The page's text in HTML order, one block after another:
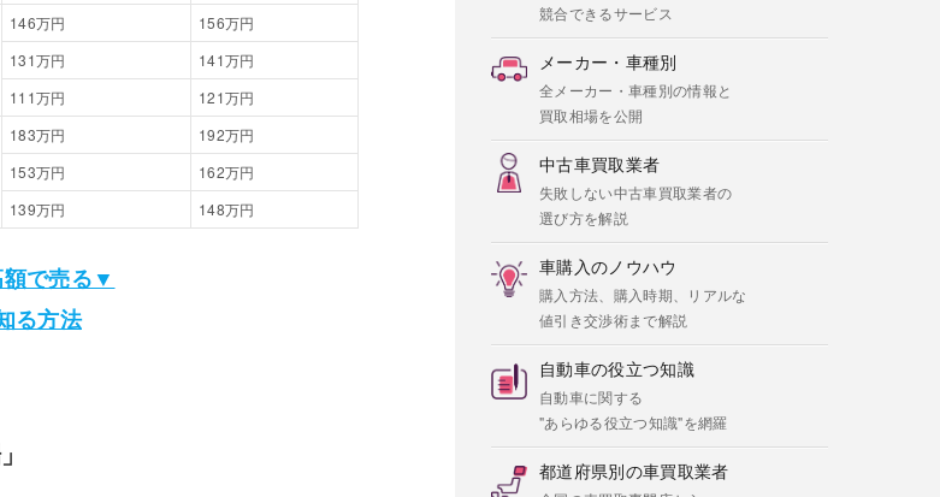
146万円
156万円
131万円
141万円
111万円
121万円
183万円
192万円
153万円
162万円
139万円 148万円
で売る▼
る方法
競合できるサービス
メーカー・車種別
全メーカー・車種別の情報と
買取相場を公開
中古車買取業者
失敗しない中古車買取業者の
選び方を解説
車購入のノウハウ
購入方法、購入時期、リアルな
値引き交渉術まで解説
自動車の役立つ知識
自動車に関する
"あらゆる役立つ知識"を網羅
都道府県別の車買取業者